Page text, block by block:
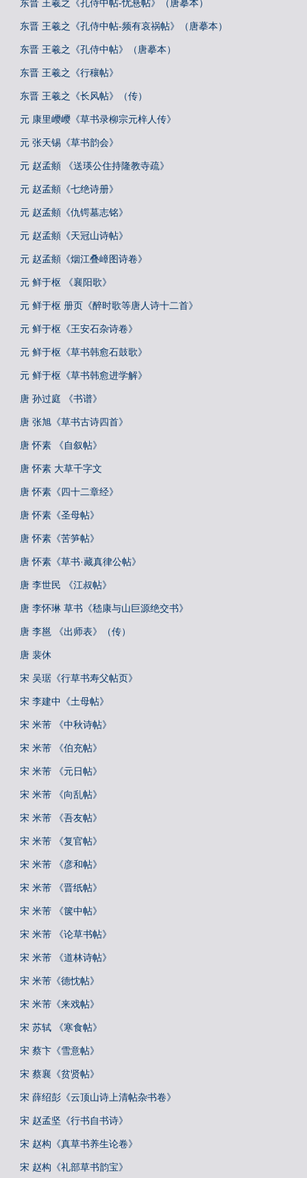
东晋 王羲之《孔侍中帖-忧悬帖》（唐摹本）
东晋 王羲之《孔侍中帖-频有哀祸帖》（唐摹本）
东晋 王羲之《孔侍中帖》（唐摹本）
东晋 王羲之《行穰帖》
东晋 王羲之《长风帖》（传）
元 康里巎巎《草书录柳宗元梓人传》
元 张天锡《草书韵会》
元 赵孟頫 《送瑛公住持隆教寺疏》
元 赵孟頫《七绝诗册》
元 赵孟頫《仇锷墓志铭》
元 赵孟頫《天冠山诗帖》
元 赵孟頫《烟江叠嶂图诗卷》
元 鲜于枢 《襄阳歌》
元 鲜于枢 册页《醉时歌等唐人诗十二首》
元 鲜于枢《王安石杂诗卷》
元 鲜于枢《草书韩愈石鼓歌》
元 鲜于枢《草书韩愈进学解》
唐 孙过庭 《书谱》
唐 张旭《草书古诗四首》
唐 怀素 《自叙帖》
唐 怀素 大草千字文
唐 怀素《四十二章经》
唐 怀素《圣母帖》
唐 怀素《苦笋帖》
唐 怀素《草书·藏真律公帖》
唐 李世民 《江叔帖》
唐 李怀琳 草书《嵇康与山巨源绝交书》
唐 李邕 《出师表》（传）
唐 裴休
宋 吴琚《行草书寿父帖页》
宋 李建中《土母帖》
宋 米芾 《中秋诗帖》
宋 米芾 《伯充帖》
宋 米芾 《元日帖》
宋 米芾 《向乱帖》
宋 米芾 《吾友帖》
宋 米芾 《复官帖》
宋 米芾 《彦和帖》
宋 米芾 《晋纸帖》
宋 米芾 《箧中帖》
宋 米芾 《论草书帖》
宋 米芾 《道林诗帖》
宋 米芾《德忱帖》
宋 米芾《来戏帖》
宋 苏轼 《寒食帖》
宋 蔡卞《雪意帖》
宋 蔡襄《贫贤帖》
宋 薛绍彭《云顶山诗上清帖杂书卷》
宋 赵孟坚《行书自书诗》
宋 赵构《真草书养生论卷》
宋 赵构《礼部草书韵宝》